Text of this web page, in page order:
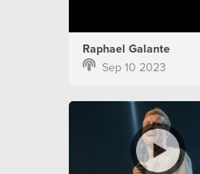
Raphael Galante
Sep 10 2023